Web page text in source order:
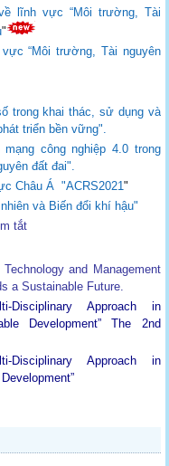
lĩnh vực “Môi trường, Tài
"
“Môi trường, Tài nguyên
trong khai thác, sử dụng và
triển bền vững".
công nghiệp 4.0 trong
đất đai".
Châu Á "ACRS2021"
và Biến đổi khí hậu"
tắt
and Management
a Sustainable Future.
Disciplinary Approach in
Development”The 2nd
Disciplinary Approach in